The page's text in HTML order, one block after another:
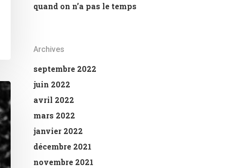
quand on n’a pas le temps
Archives
septembre 2022
juin 2022
avril 2022
mars 2022
janvier 2022
décembre 2021
novembre 2021